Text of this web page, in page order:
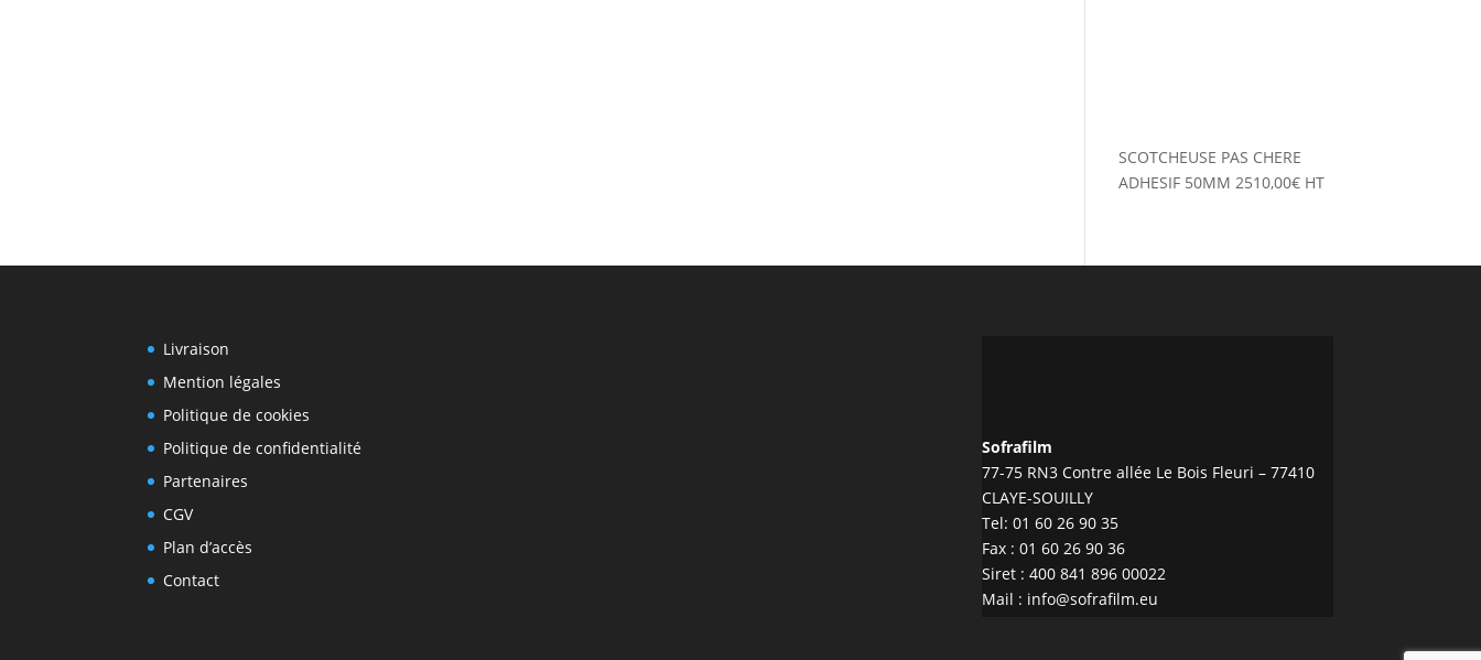
SCOTCHEUSE PAS CHERE
ADHESIF 50MM 2510,00€ HT
Livraison
Mention légales
Politique de cookies
Politique de confidentialité
Partenaires
CGV
Plan d’accès
Contact
Sofrafilm
77-75 RN3 Contre allée Le Bois Fleuri – 77410
CLAYE-SOUILLY
Tel: 01 60 26 90 35
Fax : 01 60 26 90 36
Siret : 400 841 896 00022
Mail : info@sofrafilm.eu